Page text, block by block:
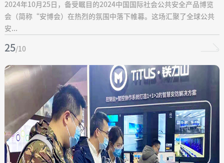
2024年10月25日，备受瞩目的2024中国国际社会公共安全产品博览
会（简称“安博会）在热烈的氛围中落下帷幕。这场汇聚了全球公共
安...
25/10